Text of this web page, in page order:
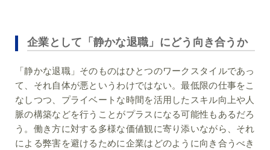
企業として「静かな退職」にどう向き合うか
「静かな退職」そのものはひとつのワークスタイルであっ
て、それ自体が悪というわけではない。最低限の仕事をこ
なしつつ、プライベートな時間を活用したスキル向上や人
脈の構築などを行うことがプラスになる可能性もあるだろ
う。働き方に対する多様な価値観に寄り添いながら、それ
による弊害を避けるために企業はどのように向き合うべき